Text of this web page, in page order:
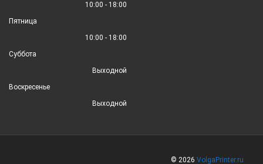
10:00 - 18:00
Пятница
10:00 - 18:00
Суббота
Выходной
Воскресенье
Выходной
© 2026 VolgaPrinter.ru